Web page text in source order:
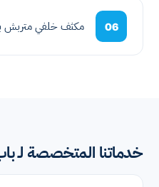
06 مكثف خلفي متربش
خدماتنا المتخصصة لـ